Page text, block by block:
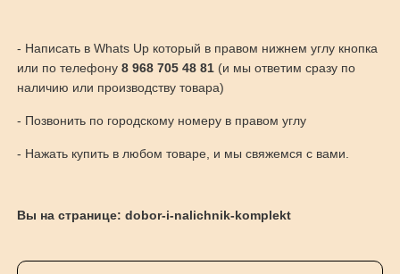
- Написать в Whats Up который в правом нижнем углу кнопка
или по телефону 8 968 705 48 81(и мы ответим сразу по
наличию или производству товара)
- Позвонить по городскому номеру в правом углу
- Нажать купить в любом товаре, и мы свяжемся с вами.
Вы на странице: dobor-i-nalichnik-komplekt